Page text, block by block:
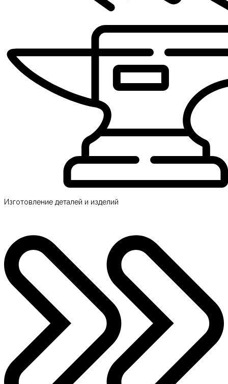
Изготовление деталей и изделий